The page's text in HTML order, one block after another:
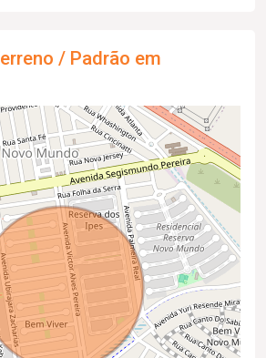
/ Padrão em